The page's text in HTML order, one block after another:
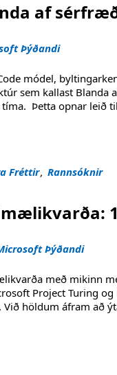
af
Þýðandi
módel,
sem kallast
tíma. Þetta opnar
módel
Fréttir, Rannsóknir
Þýðandi
með mikinn
Project Turing
Við höldum áfram
10000